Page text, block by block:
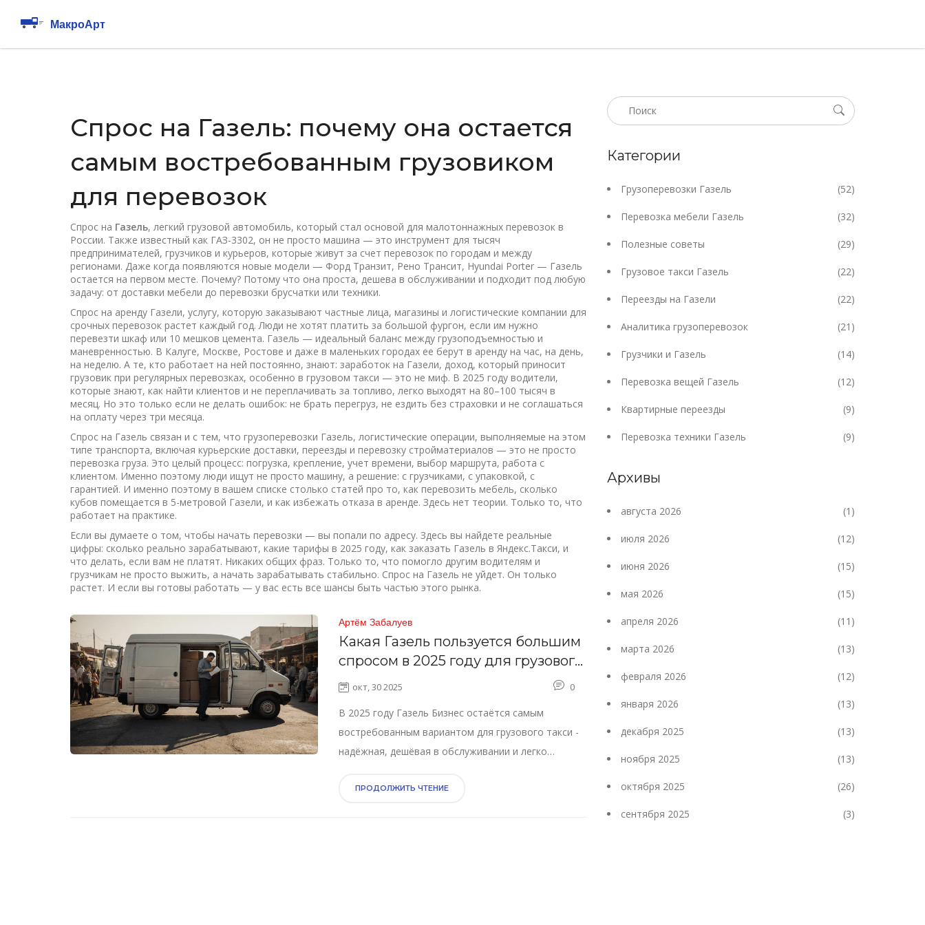
Спрос на Газель: почему она остается
самым востребованным грузовиком
для перевозок
Спрос на Газель, легкий грузовой автомобиль, который стал основой для малотоннажных перевозок в
России. Также известный как ГАЗ-3302, он не просто машина — это инструмент для тысяч
предпринимателей, грузчиков и курьеров, которые живут за счет перевозок по городам и между
регионами. Даже когда появляются новые модели — Форд Транзит, Рено Трансит, Hyundai Porter — Газель
остается на первом месте. Почему? Потому что она проста, дешева в обслуживании и подходит под любую
задачу: от доставки мебели до перевозки брусчатки или техники.
Спрос на аренду Газели, услугу, которую заказывают частные лица, магазины и логистические компании для
срочных перевозок растет каждый год. Люди не хотят платить за большой фургон, если им нужно
перевезти шкаф или 10 мешков цемента. Газель — идеальный баланс между грузоподъемностью и
маневренностью. В Калуге, Москве, Ростове и даже в маленьких городах ее берут в аренду на час, на день,
на неделю. А те, кто работает на ней постоянно, знают: заработок на Газели, доход, который приносит
грузовик при регулярных перевозках, особенно в грузовом такси — это не миф. В 2025 году водители,
которые знают, как найти клиентов и не переплачивать за топливо, легко выходят на 80–100 тысяч в
месяц. Но это только если не делать ошибок: не брать перегруз, не ездить без страховки и не соглашаться
на оплату через три месяца.
Спрос на Газель связан и с тем, что грузоперевозки Газель, логистические операции, выполняемые на этом
типе транспорта, включая курьерские доставки, переезды и перевозку стройматериалов — это не просто
перевозка груза. Это целый процесс: погрузка, крепление, учет времени, выбор маршрута, работа с
клиентом. Именно поэтому люди ищут не просто машину, а решение: с грузчиками, с упаковкой, с
гарантией. И именно поэтому в вашем списке столько статей про то, как перевозить мебель, сколько
кубов помещается в 5-метровой Газели, и как избежать отказа в аренде. Здесь нет теории. Только то, что
работает на практике.
Если вы думаете о том, чтобы начать перевозки — вы попали по адресу. Здесь вы найдете реальные
цифры: сколько реально зарабатывают, какие тарифы в 2025 году, как заказать Газель в Яндекс.Такси, и
что делать, если вам не платят. Никаких общих фраз. Только то, что помогло другим водителям и
грузчикам не просто выжить, а начать зарабатывать стабильно. Спрос на Газель не уйдет. Он только
растет. И если вы готовы работать — у вас есть все шансы быть частью этого рынка.
Артём Забалуев
Какая Газель пользуется большим
спросом в 2025 году для грузового
такси?
окт, 30 2025 0
В 2025 году Газель Бизнес остаётся самым
востребованным вариантом для грузового такси -
надёжная, дешёвая в обслуживании и легко
менее выгодны.
ПРОДОЛЖИТЬ ЧТЕНИЕ
Категории
Грузоперевозки Газель (52)
Перевозка мебели Газель (32)
Полезные советы (29)
Грузовое такси Газель (22)
Переезды на Газели (22)
Аналитика грузоперевозок (21)
Грузчики и Газель (14)
Перевозка вещей Газель (12)
Квартирные переезды (9)
Перевозка техники Газель (9)
Архивы
августа 2026 (1)
июля 2026 (12)
июня 2026 (15)
мая 2026 (15)
апреля 2026 (11)
марта 2026 (13)
февраля 2026 (12)
января 2026 (13)
декабря 2025 (13)
ноября 2025 (13)
октября 2025 (26)
сентября 2025 (3)